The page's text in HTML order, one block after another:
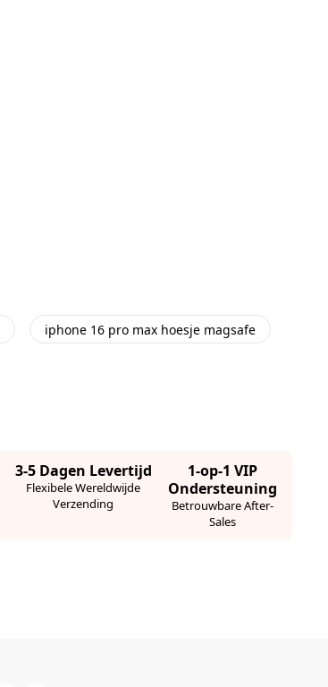
iphone 16 pro max hoesje magsafe
3-5 Dagen Levertijd
Flexibele Wereldwijde
Verzending
1-op-1 VIP
Ondersteuning
Betrouwbare After-
Sales